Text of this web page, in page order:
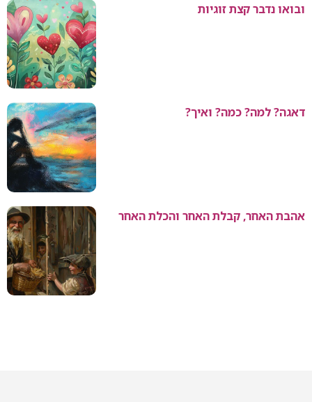
ובואו נדבר קצת זוגיות
דאגה? למה? כמה? ואיך?
אהבת האחר, קבלת האחר והכלת האחר